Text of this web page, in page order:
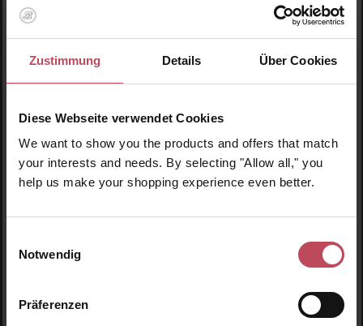
Zustimmung Details Über Cookies
Diese Webseite verwendet Cookies
We want to show you the products and offers that match
your interests and needs. By selecting "Allow all," you
help us make your shopping experience even better.
Notwendig
Präferenzen
Intense Smoothing Serum
50 ml (63,90 € / 100 ml)
Beauty
Locken Styling Gel
(9,81 € / 100 ml)